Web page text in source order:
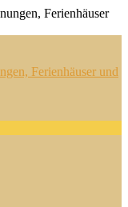
Ferienhäuser und